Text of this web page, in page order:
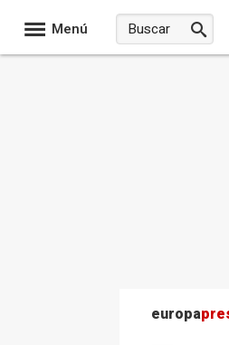
Menú
europa